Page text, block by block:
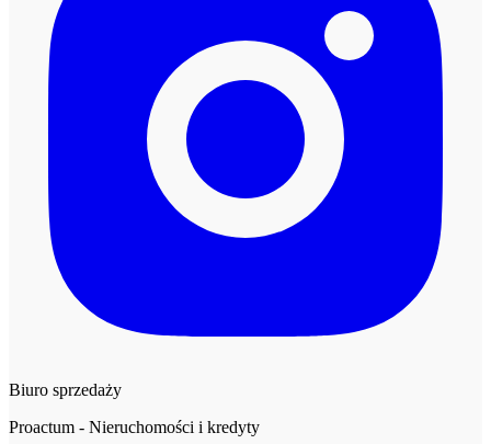
Biuro sprzedaży
Proactum - Nieruchomości i kredyty